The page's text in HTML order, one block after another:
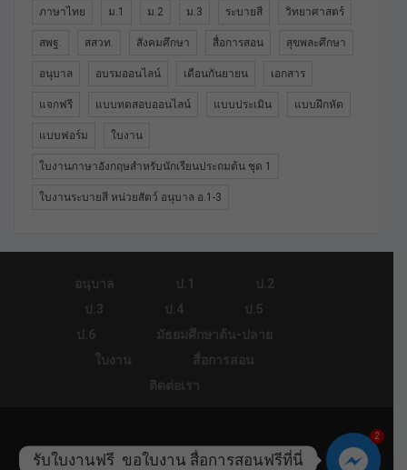
ภาษาไทย ม.1 ม.2 ม.3 ระบายสี วิทยาศาสตร์
สพฐ. สสวท. สังคมศึกษา สื่อการสอน สุขพละศึกษา
อนุบาล อบรมออนไลน์ เดือนกันยายน เอกสาร
แจกฟรี แบบทดสอบออนไลน์ แบบประเมิน แบบฝึกหัด
แบบฟอร์ม ใบงาน
ใบงานภาษาอังกฤษสำหรับนักเรียนประถมต้น ชุด 1
ใบงานระบายสี หน่วยสัตว์ อนุบาล อ.1-3
อนุบาล ป.1
ป.2
ป.3
ป.4
ป.5
ป.6
มัธยมศึกษาต้น-ปลาย
ใบงาน
สื่อการสอน
ติดต่อเรา
© 2026 - ใบงาน.คอม. All Rights Reserved.
2
รับใบงานฟรี  ขอใบงาน สื่อการสอนฟรีที่นี่